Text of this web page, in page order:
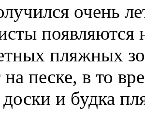
очень
пляжных
песке, в то
и будка